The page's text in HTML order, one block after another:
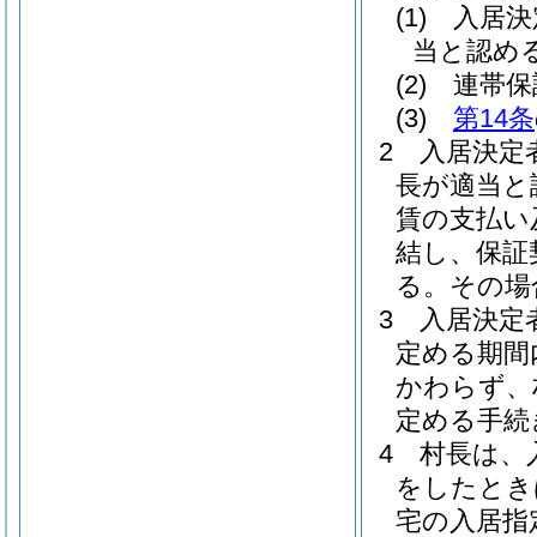
(1)
入居
当と認め
(2)
連帯
(3)
第14条
2
入居決定
長が適当
賃の支払い
結し、保
る。 その
3
入居決
定める期
かわらず
定める手
4
村長は、
をしたと
宅の入居